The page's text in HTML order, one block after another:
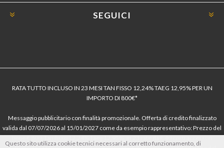
SEGUICI
RATA TUTTO INCLUSO IN 23 MESI TAN FISSO 12,24% TAEG 12,95% PER UN
IMPORTO DI 800€*
Messaggio pubblicitario con finalità promozionale. Offerta di credito finalizzato
valida dal 07/07/2026 al 15/01/2027 come da esempio rappresentativo: Prezzo del
bene € 800, Tan fisso 12,24% Taeg 12,95%, in 23 rate da € 40 costi accessori
Questo sito utilizza cookie tecnici necessari al corretto funzionamento, di